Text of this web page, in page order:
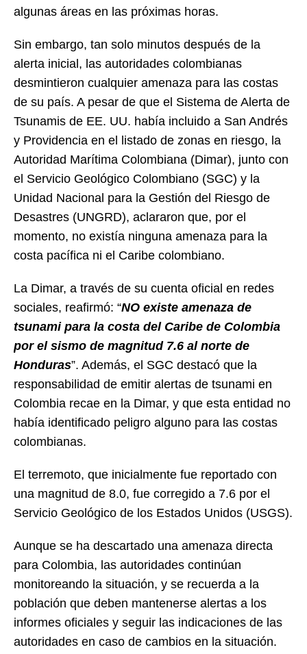
algunas áreas en las próximas horas.
Sin embargo, tan solo minutos después de la
alerta inicial, las autoridades colombianas
desmintieron cualquier amenaza para las costas
de su país. A pesar de que el Sistema de Alerta de
Tsunamis de EE. UU. había incluido a San Andrés
y Providencia en el listado de zonas en riesgo, la
Autoridad Marítima Colombiana (Dimar), junto con
el Servicio Geológico Colombiano (SGC) y la
Unidad Nacional para la Gestión del Riesgo de
Desastres (UNGRD), aclararon que, por el
momento, no existía ninguna amenaza para la
costa pacífica ni el Caribe colombiano.
La Dimar, a través de su cuenta oficial en redes
sociales, reafirmó: “NO existe amenaza de
tsunami para la costa del Caribe de Colombia
por el sismo de magnitud 7.6 al norte de
Honduras”. Además, el SGC destacó que la
responsabilidad de emitir alertas de tsunami en
Colombia recae en la Dimar, y que esta entidad no
había identificado peligro alguno para las costas
colombianas.
El terremoto, que inicialmente fue reportado con
una magnitud de 8.0, fue corregido a 7.6 por el
Servicio Geológico de los Estados Unidos (USGS).
Aunque se ha descartado una amenaza directa
para Colombia, las autoridades continúan
monitoreando la situación, y se recuerda a la
población que deben mantenerse alertas a los
informes oficiales y seguir las indicaciones de las
autoridades en caso de cambios en la situación.